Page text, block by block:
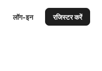
लॉग-इन रजिस्टर करें